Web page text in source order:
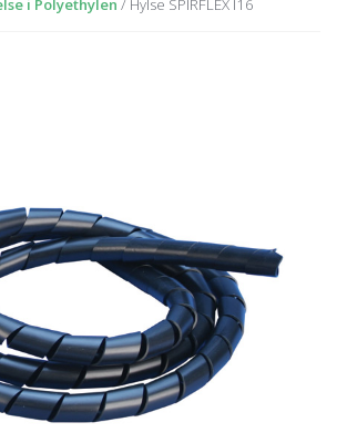
i Polyethylen / Hylse SPIRFLEX I16